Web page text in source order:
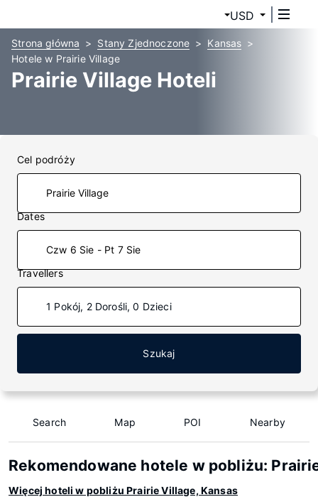
USD
Strona główna Stany Zjednoczone
Kansas
Hotele w Prairie Village
Prairie Village Hoteli
Cel podróży
Dates
Czw 6 Sie - Pt 7 Sie
Travellers
1 Pokój, 2 Dorośli, 0 Dzieci
Szukaj
Search Map POI Nearby
Rekomendowane hotele w pobliżu:
Więcej hoteli w pobliżu Prairie Village, Kansas